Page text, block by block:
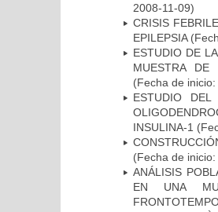
2008-11-09)
CRISIS
EPILEPSIA
ESTUDIO DE
MUESTRA DE
(Fecha de
ESTUDIO
INSULINA-1
(Fecha de
ANÁLISIS
EN UNA